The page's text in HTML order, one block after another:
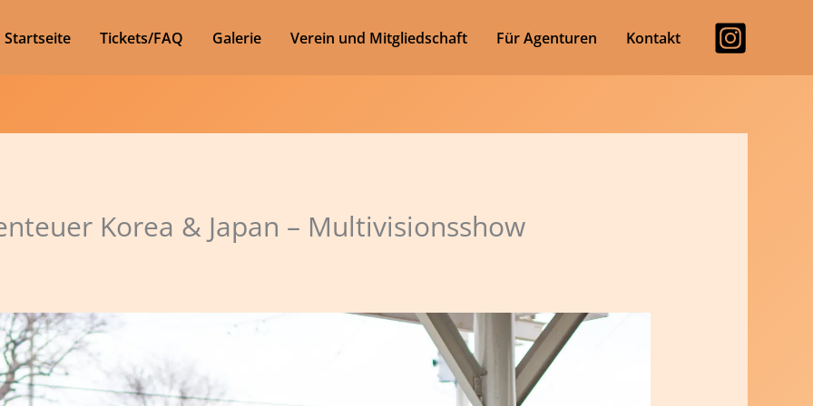
Startseite Tickets/FAQ Galerie Verein und Mitgliedschaft Für Agenturen Kontakt
Korea & Japan – Multivisionsshow